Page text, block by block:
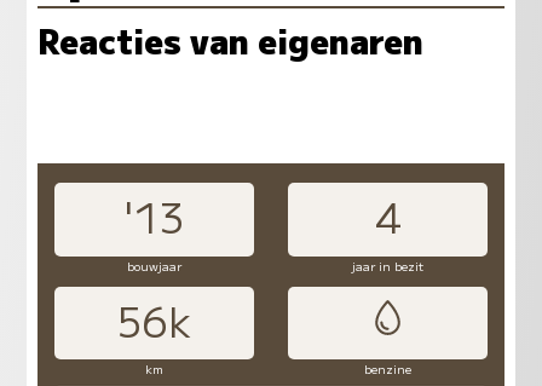
Reacties van eigenaren
'13 4
bouwjaar jaar in bezit
56k
km benzine